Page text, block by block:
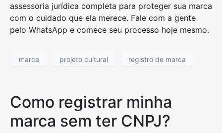
assessoria jurídica completa para proteger sua marca
com o cuidado que ela merece. Fale com a gente
pelo WhatsApp e comece seu processo hoje mesmo.
marca projeto cultural registro de marca
Como registrar minha
marca sem ter CNPJ?